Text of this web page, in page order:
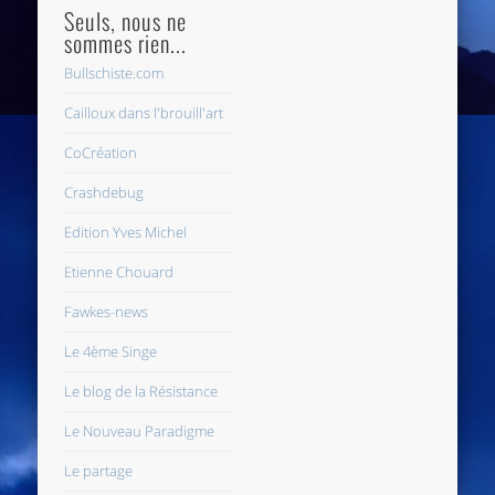
Seuls, nous ne
sommes rien...
Bullschiste.com
Cailloux dans l'brouill'art
CoCréation
Crashdebug
Edition Yves Michel
Etienne Chouard
Fawkes-news
Le 4ème Singe
Le blog de la Résistance
Le Nouveau Paradigme
Le partage